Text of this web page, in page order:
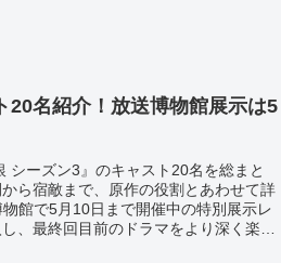
20名紹介！放送博物館展示は5
シーズン3』のキャスト20名を総まと
ら宿敵まで、原作の役割とあわせて詳
館で5月10日まで開催中の特別展示レ
、最終回目前のドラマをより深く楽し